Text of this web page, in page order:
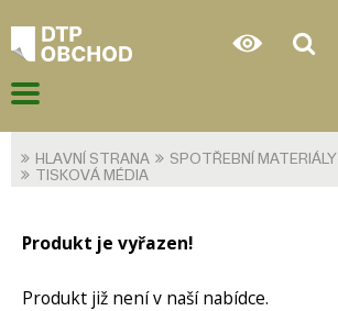
HLAVNÍ STRANA
SPOTŘEBNÍ MATERIÁLY
TISKOVÁ MÉDIA
Produkt je vyřazen!
Produkt již není v naší nabídce.